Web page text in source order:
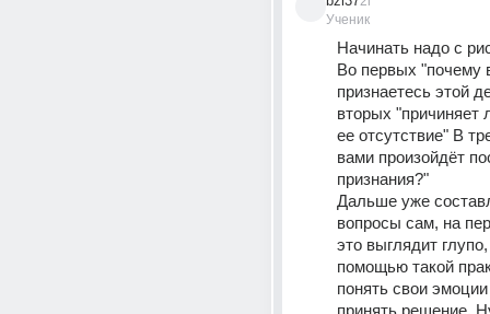
Ученик
Начинать надо с
Во первых "почему
признаетесь этой
вторых "причиняет
ее отсутствие" В
вами произойдёт
признания?"
Дальше уже
вопросы сам, на
это выглядит
помощью такой
понять свои
принять решение.